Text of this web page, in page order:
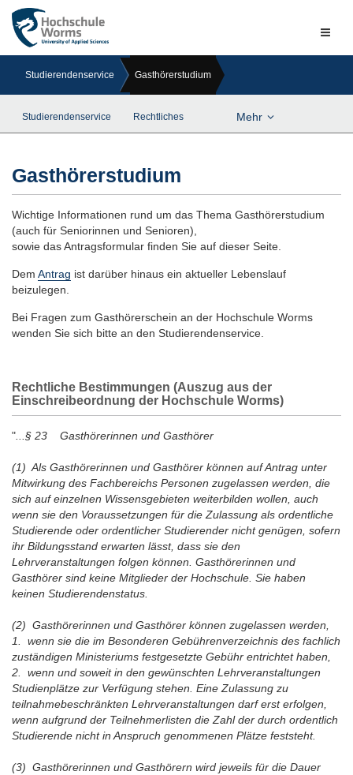
Studierendenservice Gasthörerstudium
Studierendenservice Rechtliches Mehr
Gasthörerstudium
Wichtige Informationen rund um das Thema Gasthörerstudium
(auch für Seniorinnen und Senioren),
sowie das Antragsformular finden Sie auf dieser Seite.
Dem Antrag ist darüber hinaus ein aktueller Lebenslauf
beizulegen.
Bei Fragen zum Gasthörerschein an der Hochschule Worms
wenden Sie sich bitte an den Studierendenservice.
Rechtliche Bestimmungen (Auszug aus der
Einschreibeordnung der Hochschule Worms)
" ...§ 23 Gasthörerinnen und Gasthörer
(1) Als Gasthörerinnen und Gasthörer können auf Antrag unter
Mitwirkung des Fachbereichs Personen zugelassen werden, die
sich auf einzelnen Wissensgebieten weiterbilden wollen, auch
wenn sie den Voraussetzungen für die Zulassung als ordentliche
Studierende oder ordentlicher Studierender nicht genügen, sofern
ihr Bildungsstand erwarten lässt, dass sie den
Lehrveranstaltungen folgen können. Gasthörerinnen und
Gasthörer sind keine Mitglieder der Hochschule. Sie haben
keinen Studierendenstatus.
(2) Gasthörerinnen und Gasthörer können zugelassen werden,
1. wenn sie die im Besonderen Gebührenverzeichnis des fachlich
zuständigen Ministeriums festgesetzte Gebühr entrichtet haben,
2. wenn und soweit in den gewünschten Lehrveranstaltungen
Studienplätze zur Verfügung stehen. Eine Zulassung zu
teilnahmebeschränkten Lehrveranstaltungen darf erst erfolgen,
wenn aufgrund der Teilnehmerlisten die Zahl der durch ordentlich
Studierende nicht in Anspruch genommenen Plätze feststeht.
(3) Gasthörerinnen und Gasthörern wird jeweils für die Dauer